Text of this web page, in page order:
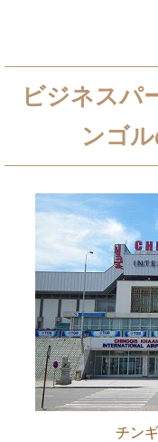
ビジネスパ
ンゴ
チン